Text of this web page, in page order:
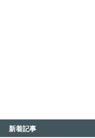
新着記事